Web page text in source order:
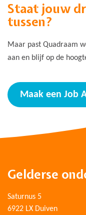
Staat jouw
tussen?
Maar past Quadraam
aan en blijf op de
Maak een Job
Gelderse
Saturnus 5
6922 LX Duiven